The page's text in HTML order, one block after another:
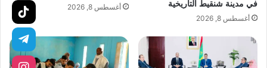
في مدينة شنقيط التاريخية
أغسطس 8, 2026
أغسطس 8, 2026